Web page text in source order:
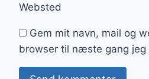
Websted
Gem mit navn, mail og
browser til næste gang jeg